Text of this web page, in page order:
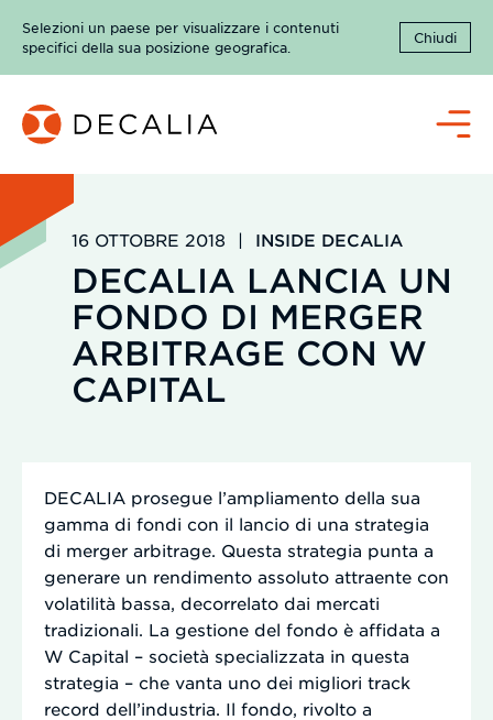
Selezioni un paese per visualizzare i contenuti
specifici della sua posizione geografica.
Chiudi
Menù
16 OTTOBRE 2018 | INSIDE DECALIA
DECALIA LANCIA UN
FONDO DI MERGER
ARBITRAGE CON W
CAPITAL
DECALIA prosegue l’ampliamento della sua
gamma di fondi con il lancio di una strategia
di merger arbitrage. Questa strategia punta a
generare un rendimento assoluto attraente con
volatilità bassa, decorrelato dai mercati
tradizionali. La gestione del fondo è affidata a
W Capital – società specializzata in questa
strategia – che vanta uno dei migliori track
record dell’industria. Il fondo, rivolto a